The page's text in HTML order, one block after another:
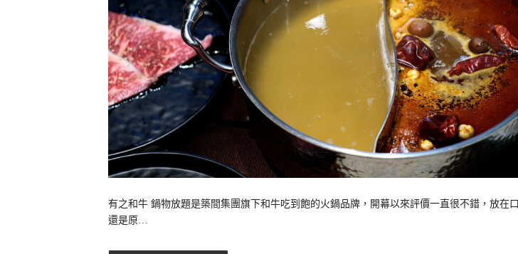
有之和牛 鍋物放題是築間集團旗下和牛吃到飽的火鍋品牌，開幕以來評價一直很不錯，放在
還是原…